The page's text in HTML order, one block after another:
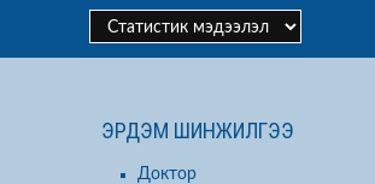
ЭРДЭМ ШИНЖИЛГЭЭ
Доктор